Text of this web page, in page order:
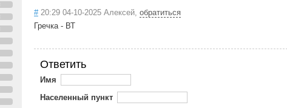
#20:29 04-10-2025 Алексей, обратиться
Гречка - ВТ
Ответить
Имя
Населенный пункт